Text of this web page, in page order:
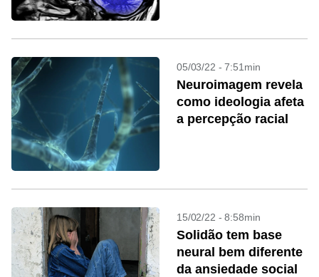
05/03/22 - 7:51min
Neuroimagem revela
como ideologia afeta
a percepção racial
15/02/22 - 8:58min
Solidão tem base
neural bem diferente
da ansiedade social